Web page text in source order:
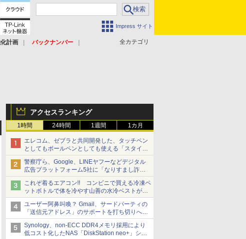
Impress サイト
全カテゴリ
計画
バックナンバー
アクセスランキング
1時間 24時間 1週間 1カ月
エレコム、ゼブラと共同開発した、タッチペン
としてもボールペンとしても使える「スタイラ
スツーウェイ」発売 iPadにも紙にも、持ち替
えずに書き込める
警察庁ら、Google、LINEヤフーなどデジタル
広告プラットフォーム5社に「なりすまし詐欺
広告」対策強化を要請 著名人の写真や映像を
使った投資詐欺などへの対策として
これぞ着るエアコン!! コンビニで買える冷凍ペ
ットボトルで体を冷やす山善の水冷ベストがロ
ードバイクにちょうどいい【ぼっち・ざ・ろー
ど！その14】【空いた時間でなにしてる？】
ユーザー阿鼻叫喚？ Gmail、サードパーティの
「送信元アドレス」のサポートを打ち切りへ
【やじうまWatch】
Synology、non-ECC DDR4メモリ採用により
低コスト化したNAS「DiskStation neo+」シリ